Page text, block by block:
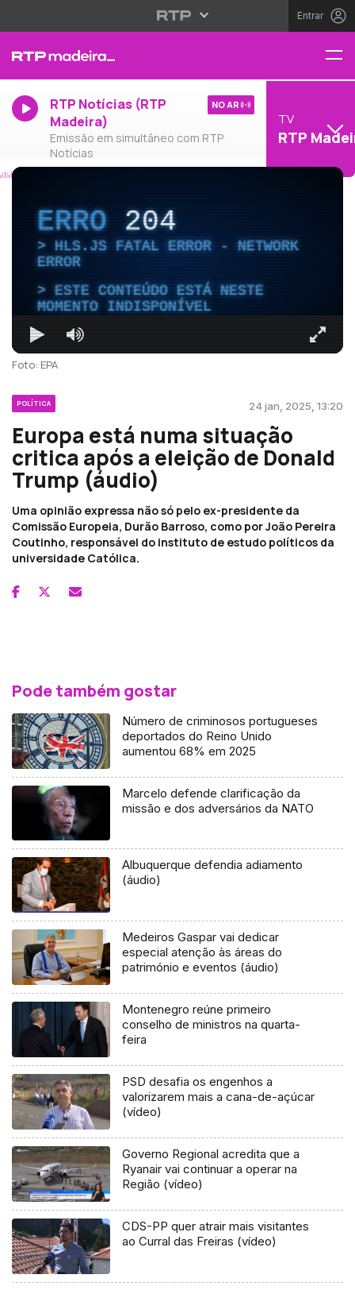
Entrar
RTP Notícias (RTP
Madeira)
Emissão em simultâneo com RTP
Notícias
NO AR
TV
RTP
ERRO204
HLS.JS FATAL ERROR - NETWORK
ERROR
ESTE CONTEÚDO ESTÁ NESTE
MOMENTO INDISPONÍVEL
Foto: EPA
POLÍTICA 24 jan, 2025, 13:20
Europa está numa situação
critica após a eleição de Donald
Trump (áudio)
Uma opinião expressa não só pelo ex-presidente da
Comissão Europeia, Durão Barroso, como por João Pereira
Coutinho, responsável do instituto de estudo políticos da
universidade Católica.
Pode também gostar
Número de criminosos portugueses
deportados do Reino Unido
aumentou 68% em 2025
Marcelo defende clarificação da
missão e dos adversários da NATO
Albuquerque defendia adiamento
(áudio)
Medeiros Gaspar vai dedicar
especial atenção às áreas do
património e eventos (áudio)
Montenegro reúne primeiro
conselho de ministros na quarta-
feira
PSD desafia os engenhos a
valorizarem mais a cana-de-açúcar
(vídeo)
Governo Regional acredita que a
Ryanair vai continuar a operar na
Região (vídeo)
CDS-PP quer atrair mais visitantes
ao Curral das Freiras (vídeo)